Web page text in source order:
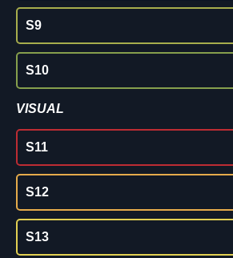
S9
S10
VISUAL
S11
S12
S13